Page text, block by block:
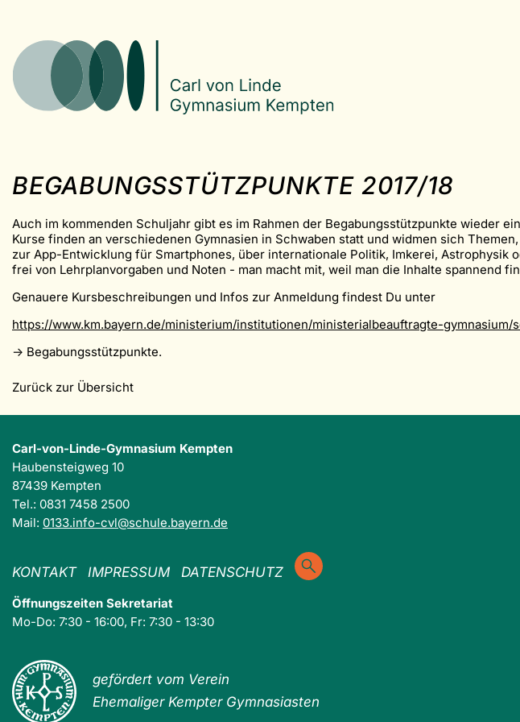
BEGABUNGSSTÜTZPUNKTE 2017/18
Auch im kommenden Schuljahr gibt es im Rahmen der Begabungsstützpunkte wieder
Kurse finden an verschiedenen Gymnasien in Schwaben statt und widmen sich
zur App-Entwicklung für Smartphones, über internationale Politik, Imkerei,
frei von Lehrplanvorgaben und Noten - man macht mit, weil man die Inhalte spannend
Genauere Kursbeschreibungen und Infos zur Anmeldung findest Du unter
https://www.km.bayern.de/ministerium/institutionen/ministerialbeauftragte-
-> Begabungsstützpunkte.
Zurück zur Übersicht
Carl-von-Linde-Gymnasium Kempten
Haubensteigweg 10
87439 Kempten
Tel.: 0831 7458 2500
Mail: 0133.info-cvl@schule.bayern.de
KONTAKT IMPRESSUM DATENSCHUTZ
Öffnungszeiten Sekretariat
Mo-Do: 7:30 - 16:00, Fr: 7:30 - 13:30
gefördert vom Verein
Ehemaliger Kempter Gymnasiasten